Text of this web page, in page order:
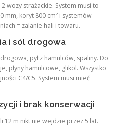
wozy strażackie. System musi to
mm, koryt 800 cm² i systemów
= zalanie hali i towaru.
i sól drogowa
pył z hamulców, spaliny. Do
płyny hamulcowe, glikol. Wszystko
C4/C5. System musi mieć
i brak konserwacji
12 m nikt nie wejdzie przez 5 lat.